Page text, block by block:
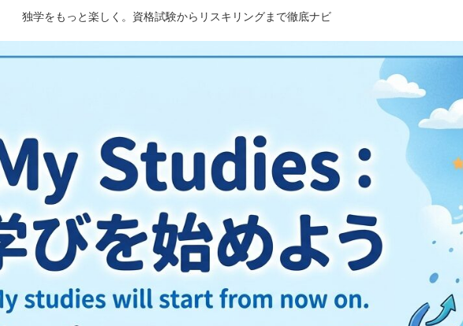
独学をもっと楽しく。資格試験からリスキリングまで徹底ナビ